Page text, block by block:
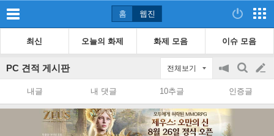
홈 웹진
최신 오늘의 화제 화제 모음 이슈 모음
PC 견적 게시판 전체보기
공
on/off
검
색
글
쓰
내글 내 댓글 10추글 인증글